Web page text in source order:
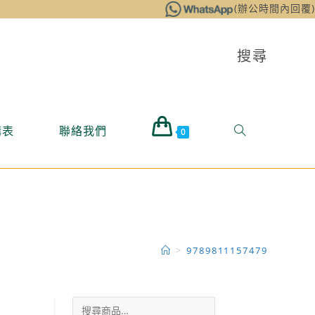
(辦公時間內回覆)
搜尋
聯絡我們 0
> 9789811157479